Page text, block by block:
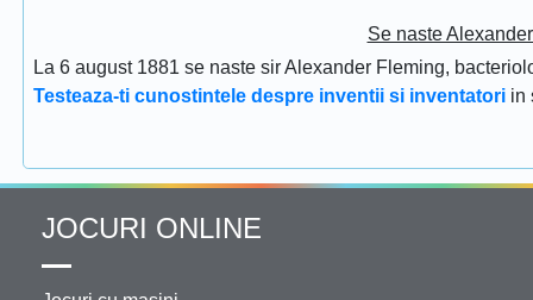
Se naste
La 6 august 1881 se naste sir Alexander Fleming,
Testeaza-ti cunostintele despre inventii si inventatori in
JOCURI ONLINE